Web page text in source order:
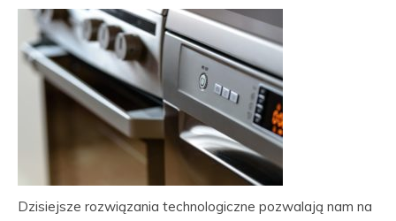
Dzisiejsze rozwiązania technologiczne pozwalają nam na